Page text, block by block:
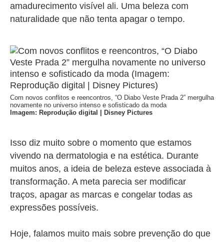
amadurecimento visível ali. Uma beleza com
naturalidade que não tenta apagar o tempo.
Com novos conflitos e reencontros, “O Diabo Veste Prada 2” mergulha
novamente no universo intenso e sofisticado da moda
Imagem: Reprodução digital | Disney Pictures
Isso diz muito sobre o momento que estamos
vivendo na dermatologia e na estética. Durante
muitos anos, a ideia de beleza esteve associada à
transformação. A meta parecia ser modificar
traços, apagar as marcas e congelar todas as
expressões possíveis.
Hoje, falamos muito mais sobre prevenção do que